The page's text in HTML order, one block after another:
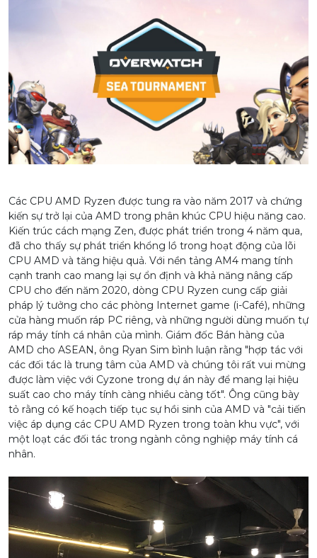
Các CPU AMD Ryzen được tung ra vào năm 2017 và chứng
kiến sự trở lại của AMD trong phân khúc CPU hiệu năng cao.
Kiến trúc cách mạng Zen, được phát triển trong 4 năm qua,
đã cho thấy sự phát triển khổng lồ trong hoạt động của lõi
CPU AMD và tăng hiệu quả. Với nền tảng AM4 mang tính
cạnh tranh cao mang lại sự ổn định và khả năng nâng cấp
CPU cho đến năm 2020, dòng CPU Ryzen cung cấp giải
pháp lý tưởng cho các phòng Internet game (i-Café), những
cửa hàng muốn ráp PC riêng, và những người dùng muốn tự
ráp máy tính cá nhân của mình. Giám đốc Bán hàng của
AMD cho ASEAN, ông Ryan Sim bình luận rằng "hợp tác với
các đối tác là trung tâm của AMD và chúng tôi rất vui mừng
được làm việc với Cyzone trong dự án này để mang lại hiệu
suất cao cho máy tính càng nhiều càng tốt". Ông cũng bày
tỏ rằng có kế hoạch tiếp tục sự hồi sinh của AMD và "cải tiến
việc áp dụng các CPU AMD Ryzen trong toàn khu vực", với
một loạt các đối tác trong ngành công nghiệp máy tính cá
nhân.